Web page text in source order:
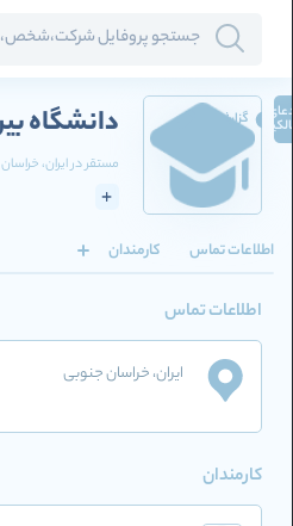
دانشگاه
مستقر درایران،
ادعای
مالکیت گزارش
اطلاعات تماس کارمندان
اطلاعات تماس
ایران، خراسان جنوبی
کارمندان